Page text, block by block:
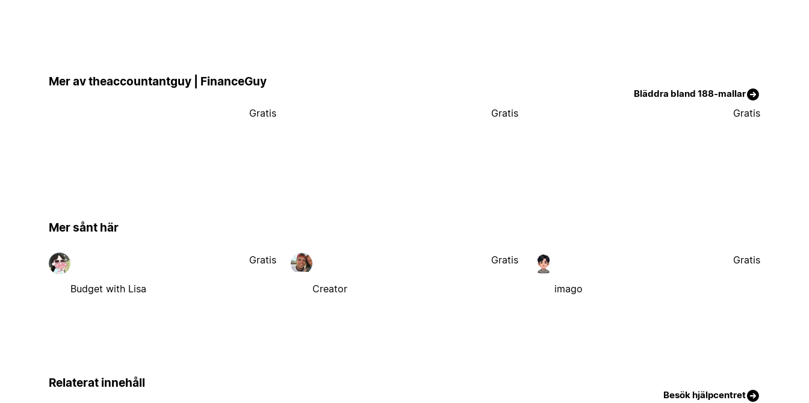
Mer av theaccountantguy | FinanceGuy
Bläddra bland 188-mallar
Gratis Gratis Gratis
Mer sånt här
Budget with Lisa
Gratis
Creator
Gratis
imago
Gratis
Relaterat innehåll
Besök hjälpcentret